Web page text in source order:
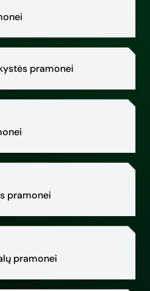
pramonei
pramonei
pramonei